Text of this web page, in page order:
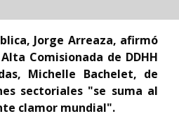
Jorge Arreaza, afirmó
Comisionada de DDHH
Michelle Bachelet, de
sectoriales "se suma al
clamor mundial".